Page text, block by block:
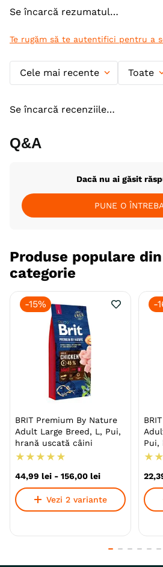
Se încarcă rezumatul…
Te rugăm să te autentifici pentru a
Cele mai recente Toate
Se încarcă recenziile…
Q&A
Dacă nu ai găsit
PUNE O
Produse populare
categorie
-15%
BRIT Premium By Nature
Adult Large Breed, L, Pui,
hrană uscată câini
★ ★ ★ ★ ★
44,99 lei - 156,00 lei
Vezi 2 variante
-
Pui,
★ ★
22,